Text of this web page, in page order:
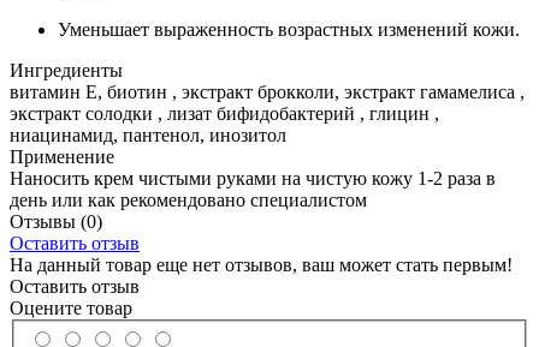
Уменьшает выраженность возрастных изменений кожи.
Ингредиенты
витамин Е, биотин , экстракт брокколи, экстракт гамамелиса ,
экстракт солодки , лизат бифидобактерий , глицин ,
ниацинамид, пантенол, инозитол
Применение
Наносить крем чистыми руками на чистую кожу 1-2 раза в
день или как рекомендовано специалистом
Отзывы (0)
Оставить отзыв
На данный товар еще нет отзывов, ваш может стать первым!
Оставить отзыв
Оцените товар